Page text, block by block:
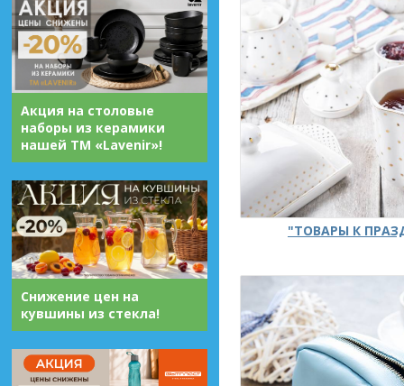
Акция на столовые
наборы из керамики
нашей ТМ «Lavenir»!
Снижение цен на
кувшины из стекла!
"ТОВАРЫ К